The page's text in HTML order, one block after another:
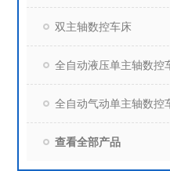
双主轴数控车床
全自动液压单主轴数控
全自动气动单主轴数控
查看全部产品